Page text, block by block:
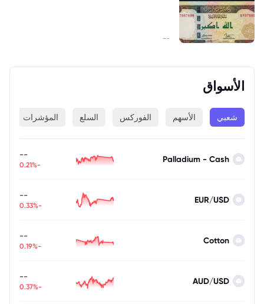
--
الأسواق
شعبي الأسهم الفوركس السلع المؤشرات
Palladium - Cash
--
-0.21%
EUR/USD
--
-0.33%
Cotton
--
-0.19%
AUD/USD
--
-0.37%